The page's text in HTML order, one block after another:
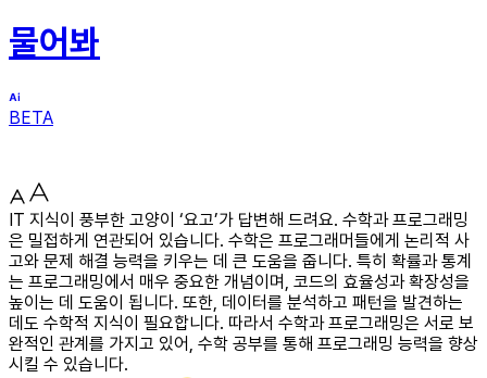
물어봐
BETA
IT 지식이 풍부한 고양이 ‘요고’가 답변해 드려요. 수학과 프로그래밍
은 밀접하게 연관되어 있습니다. 수학은 프로그래머들에게 논리적 사
고와 문제 해결 능력을 키우는 데 큰 도움을 줍니다. 특히 확률과 통계
는 프로그래밍에서 매우 중요한 개념이며, 코드의 효율성과 확장성을
높이는 데 도움이 됩니다. 또한, 데이터를 분석하고 패턴을 발견하는
데도 수학적 지식이 필요합니다. 따라서 수학과 프로그래밍은 서로 보
완적인 관계를 가지고 있어, 수학 공부를 통해 프로그래밍 능력을 향상
시킬 수 있습니다.